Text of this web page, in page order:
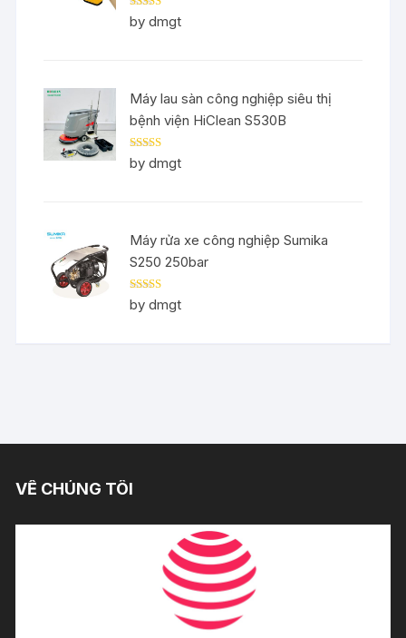
Rated5out
of 5
by dmgt
Máy lau sàn công nghiệp siêu thị
bệnh viện HiClean S530B
Rated5out
of 5
by dmgt
Máy rửa xe công nghiệp Sumika
S250 250bar
Rated5out
of 5
by dmgt
VỀ CHÚNG TÔI